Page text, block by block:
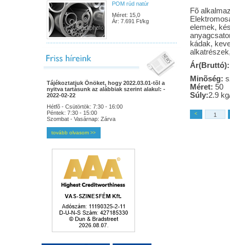
POM rúd natúr
Méret: 15,0
Ár: 7.691 Ft/kg
Tájékoztatjuk Önöket, hogy 2022.03.01-tõl a
nyitva tartásunk az alábbiak szerint alakul: -
2022-02-22
Hétfõ - Csütörtök: 7:30 - 16:00
Péntek: 7:30 - 15:00
Szombat - Vasárnap: Zárva
tovább olvasom >>
Fõ
elemek,
kádak,
Ár(Bruttó):
Minõség:
Méret: 50
Súly:2.9
<